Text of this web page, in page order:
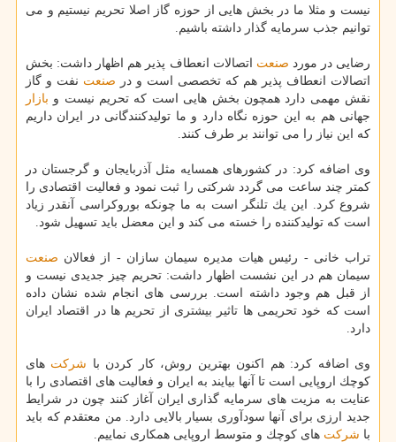
نیست و مثلا ما در بخش هایی از حوزه گاز اصلا تحریم نیستیم و می
توانیم جذب سرمایه گذار داشته باشیم.
رضایی در مورد صنعت اتصالات انعطاف پذیر هم اظهار داشت: بخش
اتصالات انعطاف پذیر هم كه تخصصی است و در صنعت نفت و گاز
نقش مهمی دارد همچون بخش هایی است كه تحریم نیست و بازار
جهانی هم به این حوزه نگاه دارد و ما تولیدكنندگانی در ایران داریم
كه این نیاز را می توانند بر طرف كنند.
وی اضافه كرد: در كشورهای همسایه مثل آذربایجان و گرجستان در
كمتر چند ساعت می گردد شركتی را ثبت نمود و فعالیت اقتصادی را
شروع كرد. این یك تلنگر است به ما چونكه بوروكراسی آنقدر زیاد
است كه تولیدكننده را خسته می كند و این معضل باید تسهیل شود.
تراب خانی - رئیس هیات مدیره سیمان سازان - از فعالان صنعت
سیمان هم در این نشست اظهار داشت: تحریم چیز جدیدی نیست و
از قبل هم وجود داشته است. بررسی های انجام شده نشان داده
است كه خود تحریمی ها تاثیر بیشتری از تحریم ها در اقتصاد ایران
دارد.
وی اضافه كرد: هم اكنون بهترین روش، كار كردن با شركت های
كوچك اروپایی است تا آنها بیایند به ایران و فعالیت های اقتصادی را با
عنایت به مزیت های سرمایه گذاری ایران آغاز كنند چون در شرایط
جدید ارزی برای آنها سودآوری بسیار بالایی دارد. من معتقدم كه باید
با شركت های كوچك و متوسط اروپایی همكاری نماییم.